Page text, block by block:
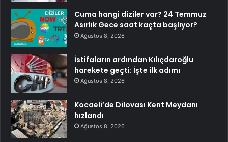
Cuma hangi diziler var? 24 Temmuz
Asırlık Gece saat kaçta başlıyor?
Ağustos 8, 2026
İstifaların ardından Kılıçdaroğlu
harekete geçti: İşte ilk adımı
Ağustos 8, 2026
Kocaeli’de Dilovası Kent Meydanı
hızlandı
Ağustos 8, 2026